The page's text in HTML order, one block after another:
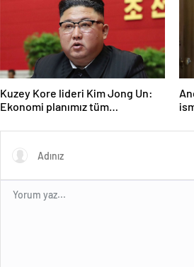
Kuzey Kore lideri Kim Jong Un:
Ekonomi planımız tüm